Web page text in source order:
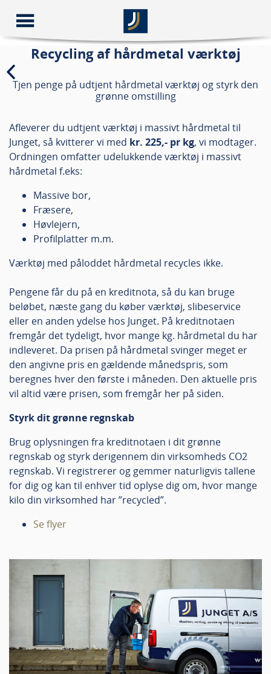
Recycling af hårdmetal værktøj
Tjen penge på udtjent hårdmetal værktøj og styrk den
grønne omstilling
Afleverer du udtjent værktøj i massivt hårdmetal til
Junget, så kvitterer vi med kr. 225,- pr kg, vi modtager.
Ordningen omfatter udelukkende værktøj i massivt
hårdmetal f.eks:
Massive bor,
Fræsere,
Høvlejern,
Profilplatter m.m.
Værktøj med påloddet hårdmetal recycles ikke.
Pengene får du på en kreditnota, så du kan bruge
beløbet, næste gang du køber værktøj, slibeservice
eller en anden ydelse hos Junget. På kreditnotaen
fremgår det tydeligt, hvor mange kg. hårdmetal du har
indleveret. Da prisen på hårdmetal svinger meget er
den angivne pris en gældende månedspris, som
beregnes hver den første i måneden. Den aktuelle pris
vil altid være prisen, som fremgår her på siden.
Styrk dit grønne regnskab
Brug oplysningen fra kreditnotaen i dit grønne
regnskab og styrk derigennem din virksomheds CO2
regnskab. Vi registrerer og gemmer naturligvis tallene
for dig og kan til enhver tid oplyse dig om, hvor mange
kilo din virksomhed har ”recycled”.
Se flyer